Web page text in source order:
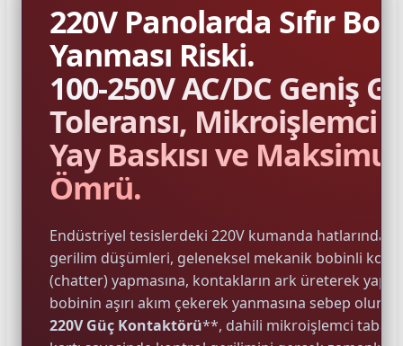
Yol Vericiler
Pako Şalterler
WinCC Unified Runtime Yazılımları
220V Panolarda Sıfır
Yanması Riski.
100-250V AC/DC Geniş
Toleransı, Mikroişlemci
Yay Baskısı ve
Ömrü.
Endüstriyel tesislerdeki 220V kumanda hatlarında
gerilim düşümleri, geleneksel mekanik bobinli
(chatter) yapmasına, kontakların ark üreterek
bobinin aşırı akım çekerek yanmasına sebep olur. **
220V Güç Kontaktörü**, dahili mikroişlemci